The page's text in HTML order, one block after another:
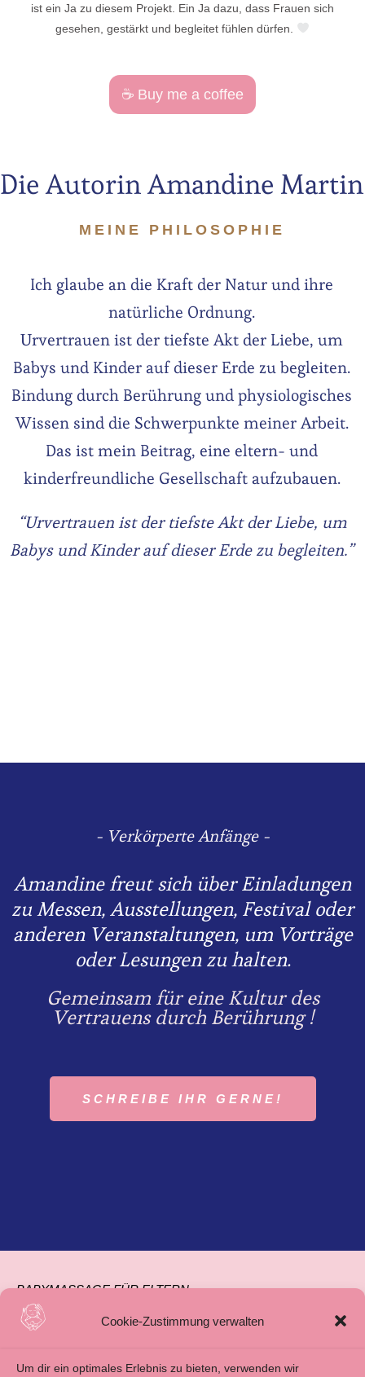
Cookie-Zustimmung verwalten
Um dir ein optimales Erlebnis zu bieten, verwenden wir
ist ein Ja zu diesem Projekt. Ein Ja dazu, dass Frauen sich
gesehen, gestärkt und begleitet fühlen dürfen.
☕️ Buy me a coffee
Die Autorin Amandine Martin
MEINE PHILOSOPHIE
Ich glaube an die Kraft der Natur und ihre
natürliche Ordnung.
Urvertrauen ist der tiefste Akt der Liebe, um
Babys und Kinder auf dieser Erde zu begleiten.
Bindung durch Berührung und physiologisches
Wissen sind die Schwerpunkte meiner Arbeit.
Das ist mein Beitrag, eine eltern- und
kinderfreundliche Gesellschaft aufzubauen.
“Urvertrauen ist der tiefste Akt der Liebe, um
Babys und Kinder auf dieser Erde zu begleiten.”
- Verkörperte Anfänge -
Amandine freut sich über Einladungen
zu Messen, Ausstellungen, Festival oder
anderen Veranstaltungen, um Vorträge
oder Lesungen zu halten.
Gemeinsam für eine Kultur des
Vertrauens durch Berührung !
SCHREIBE IHR GERNE!
BABYMASSAGE FÜR ELTERN
BABYMASSAGE FÜR FAMILIENBEGLEITUNG